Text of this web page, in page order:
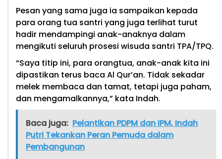
Pesan yang sama juga ia sampaikan kepada
para orang tua santri yang juga terlihat turut
hadir mendampingi anak-anaknya dalam
mengikuti seluruh prosesi wisuda santri TPA/TPQ.
“Saya titip ini, para orangtua, anak-anak kita ini
dipastikan terus baca Al Qur’an. Tidak sekadar
melek membaca dan tamat, tetapi juga paham,
dan mengamalkannya,” kata Indah.
Baca juga: Pelantikan PDPM dan IPM, Indah
Putri Tekankan Peran Pemuda dalam
Pembangunan